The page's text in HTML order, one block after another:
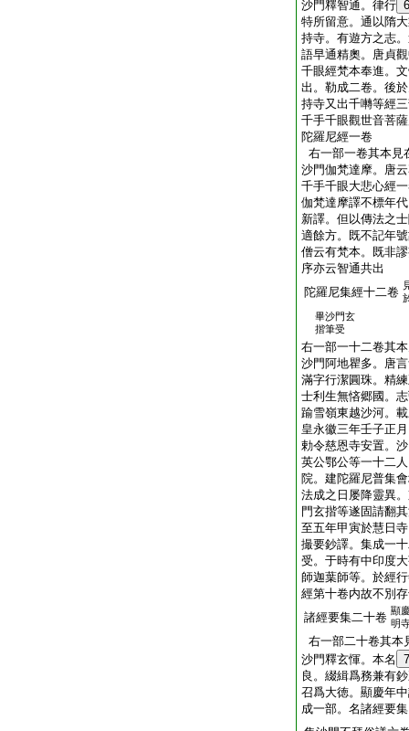
沙門釋智通。律行 6
特所留意。通以隋
持寺。有遊方之志
語早通精奧。唐貞
千眼經梵本奉進。
出。勒成二卷。後
持寺又出千囀等經
千手千眼觀世音菩
陀羅尼經一卷
右一部一卷其本見
沙門伽梵達摩。唐
千手千眼大悲心經
伽梵達摩譯不標年
新譯。但以傳法之
適餘方。既不記年
僧云有梵本。既非
序亦云智通共出
陀羅尼集經十二卷
畢沙門玄
揩筆受
右一部一十二卷其
沙門阿地瞿多。唐
滿字行潔圓珠。精
士利生無悋郷國。
踰雪嶺東越沙河。
皇永徽三年壬子正
勅令慈恩寺安置。
英公鄂公等一十二
院。建陀羅尼普集
法成之日屡降靈異
門玄揩等遂固請翻
至五年甲寅於慧日
撮要鈔譯。集成一
受。于時有中印度
師迦葉師等。於經
經第十卷内故不別
諸經要集二十卷 顯
明
右一部二十卷其本
沙門釋玄惲。本名
7
良。綴緝爲務兼有
召爲大徳。顯慶年
成一部。名諸經要